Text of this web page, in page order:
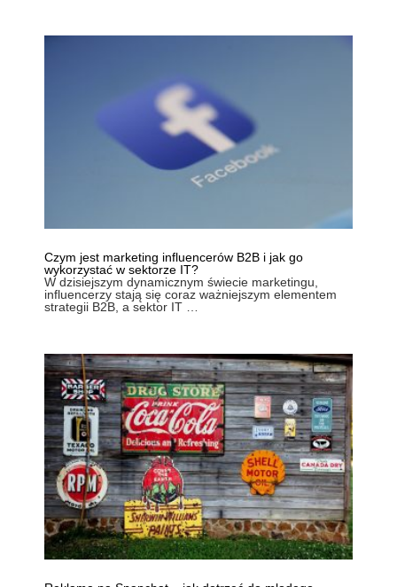
Czym jest marketing influencerów B2B i jak go
wykorzystać w sektorze IT?
W dzisiejszym dynamicznym świecie marketingu,
influencerzy stają się coraz ważniejszym elementem
strategii B2B, a sektor IT …